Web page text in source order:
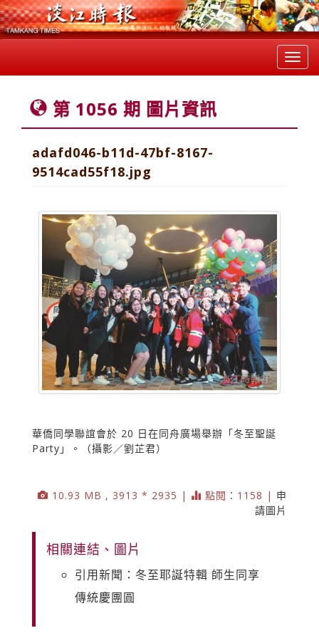
第 1056 期 圖片資訊
adafd046-b11d-47bf-8167-
9514cad55f18.jpg
華僑同學聯誼會於 20 日在同舟廣場舉辦「冬至聖誕
Party」。（攝影／劉芷君）
10.93 MB , 3913 * 2935 | 點閱：1158 | 申
請圖片
相關連結、圖片
引用新聞：冬至耶誕特輯 師生同享
傳統慶團圓